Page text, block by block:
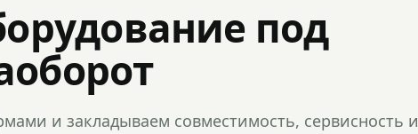
под
и закладываем совместимость, сервисность и